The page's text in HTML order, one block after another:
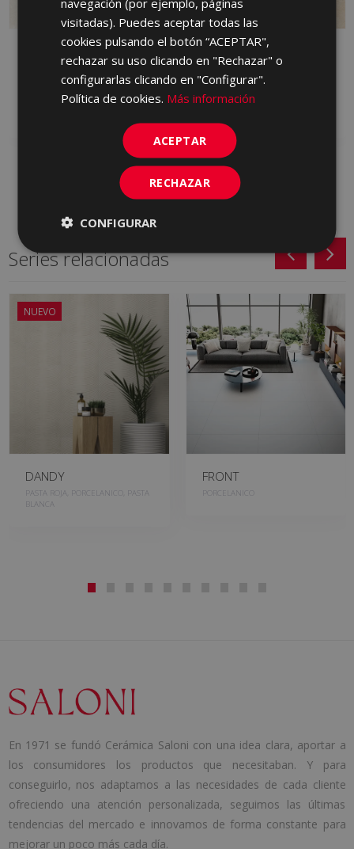
GARD MARFIL (PCO) 45
MCV670 | 45x45
Añadir a favoritos
GARD VISON (PCO) 45
X 45
MCV110 | 45x45
Añadir a favoritos
Series relacionadas
NUEVO
DANDY
PASTA ROJA, PORCELANICO, PASTA
BLANCA
FRONT
PORCELANICO
En 1971 se fundó Cerámica Saloni con una idea clara, aportar a
los consumidores los productos que necesitaban. Y para
conseguirlo, nos adaptamos a las necesidades de cada cliente
ofreciendo una atención personalizada, seguimos las últimas
tendencias del mercado e innovamos de forma constante para
mejorar un poco más cada día.
visitadas). Puedes aceptar todas las
cookies pulsando el botón “ACEPTAR",
rechazar su uso clicando en "Rechazar" o
configurarlas clicando en "Configurar".
Política de cookies. Más información
ACEPTAR
RECHAZAR
CONFIGURAR